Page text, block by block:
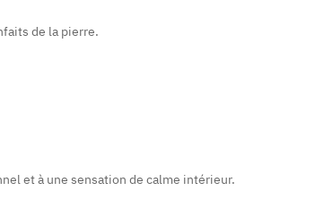
de la pierre.
et à une sensation de calme intérieur.